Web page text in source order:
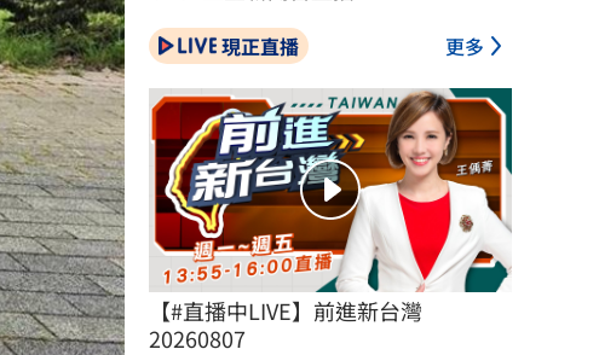
現正直播 更多
【#直播中LIVE】前進新台灣
20260807